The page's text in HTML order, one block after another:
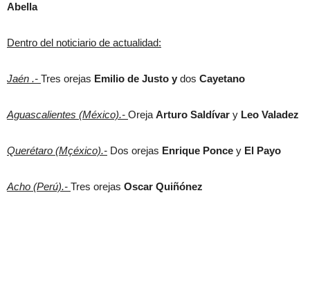
Abella
Dentro del noticiario de actualidad:
Jaén .- Tres orejas Emilio de Justo y dos Cayetano
Aguascalientes (México).- Oreja Arturo Saldívar y Leo Valadez
Querétaro (Mçéxico).- Dos orejas Enrique Ponce y El Payo
Acho (Perú).- Tres orejas Oscar Quiñónez